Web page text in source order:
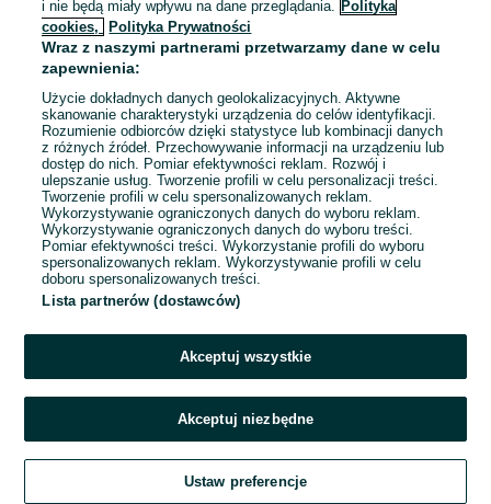
To ogłoszenie nie jest już dostępne
Przejdź na stronę główną
i nie będą miały wpływu na dane przeglądania. Polityka
cookies,
Polityka Prywatności
Wraz z naszymi partnerami przetwarzamy dane w celu
zapewnienia:
Użycie dokładnych danych geolokalizacyjnych. Aktywne
skanowanie charakterystyki urządzenia do celów identyfikacji.
Rozumienie odbiorców dzięki statystyce lub kombinacji danych
z różnych źródeł. Przechowywanie informacji na urządzeniu lub
dostęp do nich. Pomiar efektywności reklam. Rozwój i
ulepszanie usług. Tworzenie profili w celu personalizacji treści.
Tworzenie profili w celu spersonalizowanych reklam.
Wykorzystywanie ograniczonych danych do wyboru reklam.
Wykorzystywanie ograniczonych danych do wyboru treści.
Pomiar efektywności treści. Wykorzystanie profili do wyboru
spersonalizowanych reklam. Wykorzystywanie profili w celu
doboru spersonalizowanych treści.
Lista partnerów (dostawców)
Akceptuj wszystkie
Akceptuj niezbędne
Ustaw preferencje